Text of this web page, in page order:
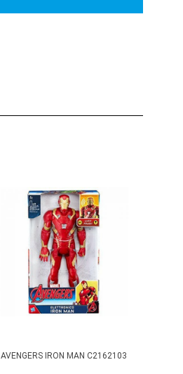
AVENGERS IRON MAN C2162103